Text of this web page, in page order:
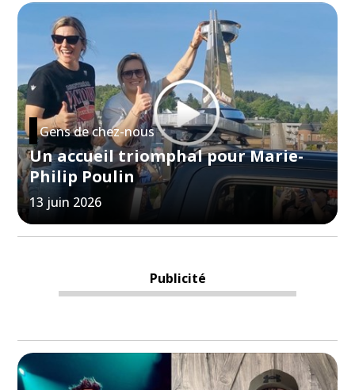
Gens de chez-nous
Un accueil triomphal pour Marie-
Philip Poulin
13 juin 2026
Publicité